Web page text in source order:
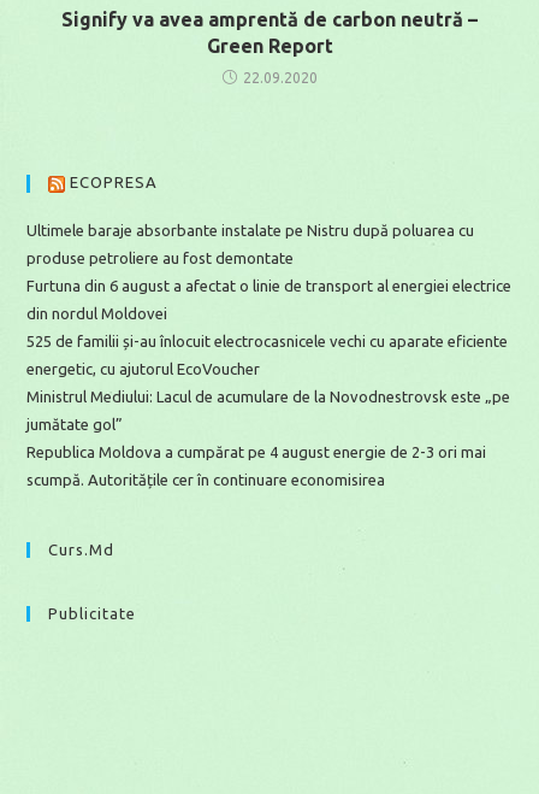
Signify va avea amprentă de carbon neutră –
Green Report
22.09.2020
ECOPRESA
Ultimele baraje absorbante instalate pe Nistru după poluarea cu
produse petroliere au fost demontate
Furtuna din 6 august a afectat o linie de transport al energiei electrice
din nordul Moldovei
525 de familii și-au înlocuit electrocasnicele vechi cu aparate eficiente
energetic, cu ajutorul EcoVoucher
Ministrul Mediului: Lacul de acumulare de la Novodnestrovsk este „pe
jumătate gol”
Republica Moldova a cumpărat pe 4 august energie de 2-3 ori mai
scumpă. Autoritățile cer în continuare economisirea
Curs.md
Publicitate